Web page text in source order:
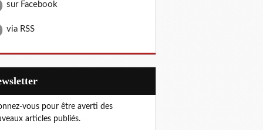
sur Facebook
via RSS
vous pour être averti des
articles publiés.